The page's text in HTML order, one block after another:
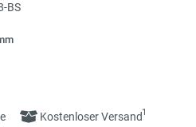
BS
Kostenloser Versand1